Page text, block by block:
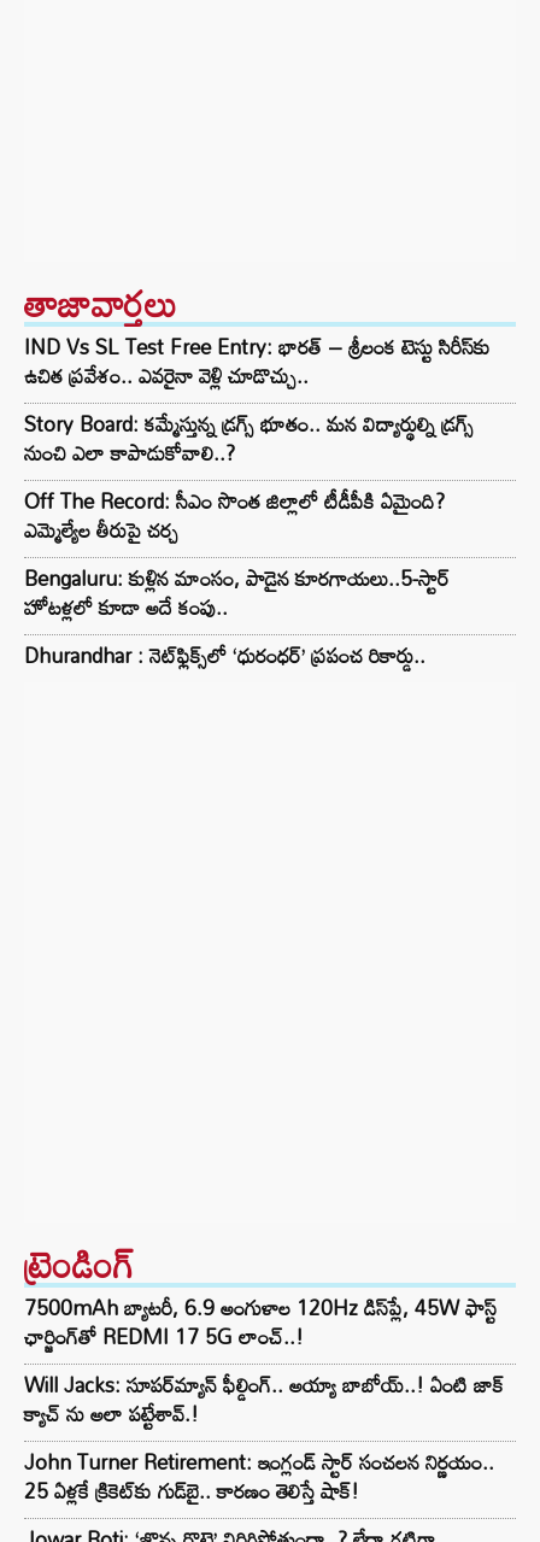
తాజావార్తలు
IND Vs SL Test Free Entry: భారత్ – శ్రీలంక టెస్టు సిరీస్‌కు
ఉచిత ప్రవేశం.. ఎవరైనా వెళ్లి చూడొచ్చు..
Story Board: కమ్మేస్తున్న డ్రగ్స్ భూతం.. మన విద్యార్థుల్ని డ్రగ్స్
నుంచి ఎలా కాపాడుకోవాలి..?
Off The Record: సీఎం సొంత జిల్లాలో టీడీపీకి ఏమైంది?
ఎమ్మెల్యేల తీరుపై చర్చ
Bengaluru: కుళ్లిన మాంసం, పాడైన కూరగాయలు..5-స్టార్
హోటళ్లలో కూడా అదే కంపు..
Dhurandhar : నెట్‌ఫ్లిక్స్‌లో ‘ధురంధర్’ ప్రపంచ రికార్డు..
ట్రెండింగ్‌
7500mAh బ్యాటరీ, 6.9 అంగుళాల 120Hz డిస్‌ప్లే, 45W ఫాస్ట్
ఛార్జింగ్‌తో REDMI 17 5G లాంచ్..!
Will Jacks: సూపర్‌మ్యాన్ ఫీల్డింగ్.. అయ్యా బాబోయ్..! ఏంటి జాక్
క్యాచ్ ను అలా పట్టేశావ్.!
John Turner Retirement: ఇంగ్లండ్ స్టార్ సంచలన నిర్ణయం..
25 ఏళ్లకే క్రికెట్‌కు గుడ్‌బై.. కారణం తెలిస్తే షాక్!